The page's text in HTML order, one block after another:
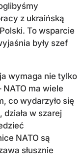
z ukraińską
To wsparcie
były szef
wymaga nie tylko
NATO ma wiele
co wydarzyło się
w szarej
NATO są
słusznie